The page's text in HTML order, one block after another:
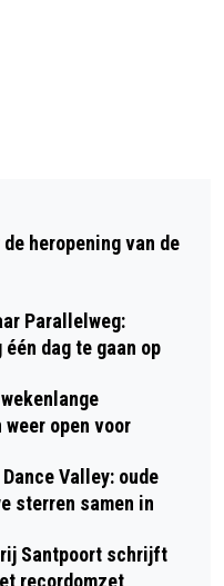
SCHRIJVEN
(2) ZO
VAN
heropening van de
Parallelweg:
één dag te gaan op
open voor
Valley: oude
sterren samen in
Santpoort schrijft
recordomzet